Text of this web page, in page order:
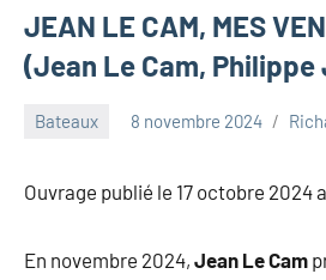
JEAN LE CAM, MES
(Jean Le Cam,
Bateaux 8 novembre 2024
Ouvrage publié le 17 octobre 2024
En novembre 2024, Jean Le Cam